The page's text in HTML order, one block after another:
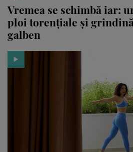
Vremea se schimbă iar:
ploi torențiale și
galben